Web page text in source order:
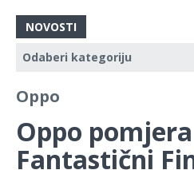
NOVOSTI
Oppo
Oppo
Fantastični